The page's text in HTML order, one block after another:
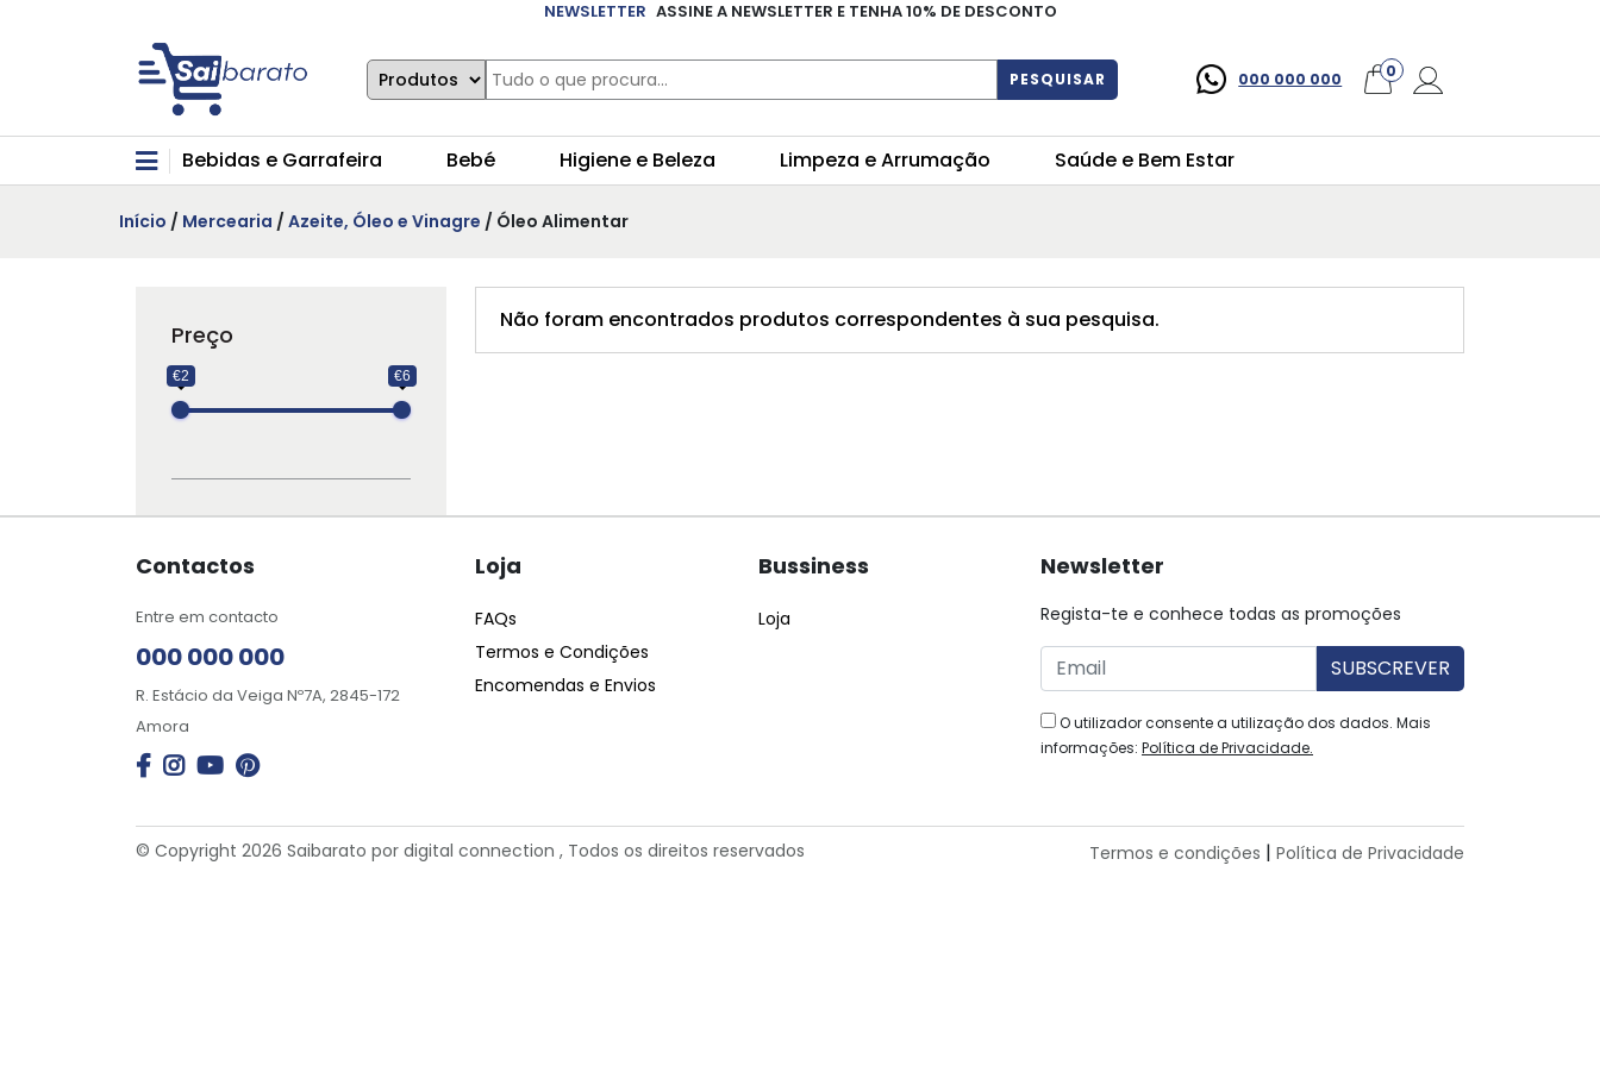
NEWSLETTER ASSINE A NEWSLETTER E TENHA 10% DE DESCONTO
PESQUISAR 000 000 000 0
Bebidas e Garrafeira Bebé Higiene e Beleza Limpeza e Arrumação Saúde e Bem Estar
Início / Mercearia / Azeite, Óleo e Vinagre / Óleo Alimentar
Preço
€2 €6
Não foram encontrados produtos correspondentes à sua pesquisa.
Contactos
Entre em contacto
000 000 000
R. Estácio da Veiga Nº7A, 2845-172
Amora
Loja
FAQs
Termos e Condições
Encomendas e Envios
Bussiness
Loja
Newsletter
Regista-te e conhece todas as promoções
O utilizador consente a utilização dos dados. Mais
informações: Política de Privacidade.
© Copyright 2026 Saibarato por digital connection , Todos os direitos reservados Termos e condições | Política de Privacidade